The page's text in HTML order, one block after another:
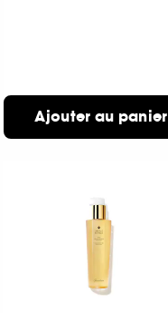
Ajouter au panier